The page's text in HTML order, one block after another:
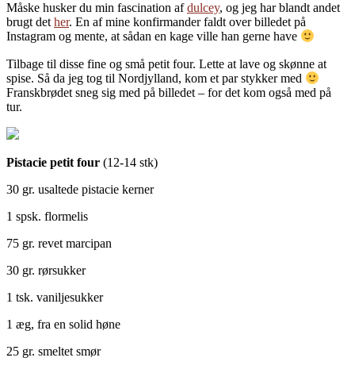
Måske husker du min fascination afdulcey, og jeg har blandt andet
brugt dether. En af mine konfirmander faldt over billedet på
Instagram og mente, at sådan en kage ville han gerne have
Tilbage til disse fine og små petit four. Lette at lave og skønne at
spise. Så da jeg tog til Nordjylland, kom et par stykker med
Franskbrødet sneg sig med på billedet – for det kom også med på
tur.
Pistacie petit four (12-14 stk)
30 gr. usaltede pistacie kerner
1 spsk. flormelis
75 gr. revet marcipan
30 gr. rørsukker
1 tsk. vaniljesukker
1 æg, fra en solid høne
25 gr. smeltet smør